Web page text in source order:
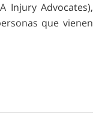
Injury Advocates),
que vienen